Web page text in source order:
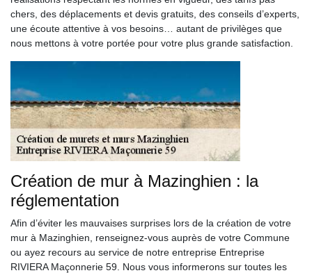
chers, des déplacements et devis gratuits, des conseils d’experts,
une écoute attentive à vos besoins… autant de privilèges que
nous mettons à votre portée pour votre plus grande satisfaction.
Création de mur à Mazinghien : la
réglementation
Afin d’éviter les mauvaises surprises lors de la création de votre
mur à Mazinghien, renseignez-vous auprès de votre Commune
ou ayez recours au service de notre entreprise Entreprise
RIVIERA Maçonnerie 59. Nous vous informerons sur toutes les